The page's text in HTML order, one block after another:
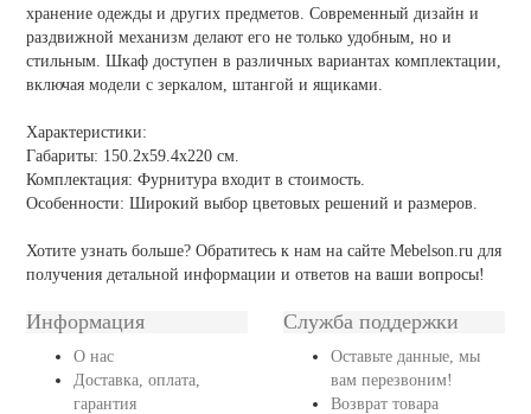
хранение одежды и других предметов. Современный дизайн и
раздвижной механизм делают его не только удобным, но и
стильным. Шкаф доступен в различных вариантах комплектации,
включая модели с зеркалом, штангой и ящиками.
Характеристики:
Габариты: 150.2х59.4х220 см.
Комплектация: Фурнитура входит в стоимость.
Особенности: Широкий выбор цветовых решений и размеров.
Хотите узнать больше? Обратитесь к нам на сайте Mebelson.ru для
получения детальной информации и ответов на ваши вопросы!
Информация
О нас
Доставка, оплата,
гарантия
Служба поддержки
Оставьте данные, мы
вам перезвоним!
Возврат товара